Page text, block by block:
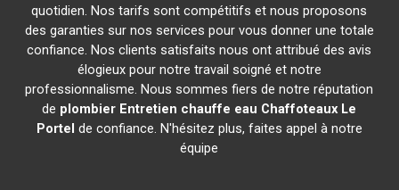
quotidien. Nos tarifs sont compétitifs et nous proposons
des garanties sur nos services pour vous donner une totale
confiance. Nos clients satisfaits nous ont attribué des avis
élogieux pour notre travail soigné et notre
professionnalisme. Nous sommes fiers de notre réputation
de plombier Entretien chauffe eau Chaffoteaux Le
Portel de confiance. N'hésitez plus, faites appel à notre
équipe